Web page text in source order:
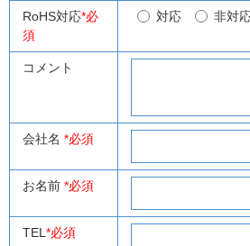
RoHS対応*必
須
対応 非対
コメント
会社名 *必須
お名前 *必須
TEL *必須